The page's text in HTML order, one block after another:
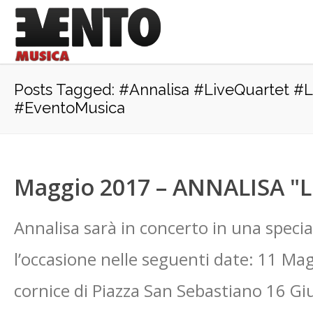
Posts Tagged: #Annalisa #LiveQuartet
#EventoMusica
Maggio 2017 – ANNALISA
Annalisa sarà in concerto in una
l’occasione nelle seguenti date: 11
cornice di Piazza San Sebastiano 16